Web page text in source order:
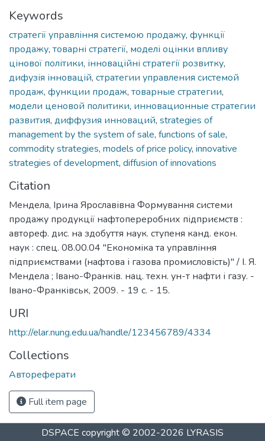
Keywords
стратегії управління системою продажу, функції
продажу, товарні стратегії, моделі оцінки впливу
цінової політики, інноваційні стратегії розвитку,
дифузія інновацій, стратегии управления системой
продаж, функции продаж, товарные стратегии,
модели ценовой политики, инновационные стратегии
развития, диффузия инноваций, strategies of
management by the system of sale, functions of sale,
commodity strategies, models of price policy, innovative
strategies of development, diffusion of innovations
Citation
Мендела, Ірина Ярославівна Формування системи
продажу продукції нафтопереробних підприємств :
автореф. дис. на здобуття наук. ступеня канд. екон.
наук : спец. 08.00.04 "Економіка та управління
підприємствами (нафтова і газова промисловість)" / І. Я.
Мендела ; Івано-Франків. нац. техн. ун-т нафти і газу. -
Івано-Франківськ, 2009. - 19 с. - 15.
URI
http://elar.nung.edu.ua/handle/123456789/4334
Collections
Автореферати
Full item page
DSPACE copyright © 2002-2026 LYRASIS